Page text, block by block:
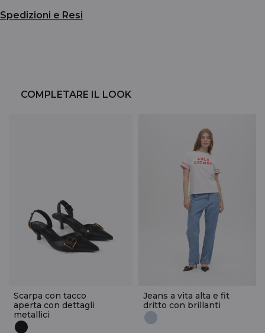
Spedizioni e Resi
COMPLETARE IL LOOK
Scarpa con tacco
aperta con dettagli
metallici
Jeans a vita alta e fit
dritto con brillanti